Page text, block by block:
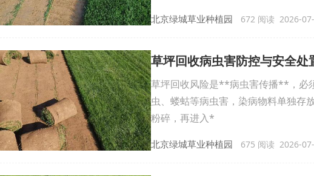
北京绿城草业种植园 672 阅读 2026-
草坪回收病虫害防控与安全处
草坪回收风险是**病虫害传播**，必
虫、蝼蛄等病虫害，染病物料单独存
粉碎，再进入*
北京绿城草业种植园 675 阅读 2026-